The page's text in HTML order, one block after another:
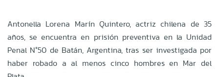
Antonella Lorena Marín Quintero, actriz chilena de 35
años, se encuentra en prisión preventiva en la Unidad
Penal N°50 de Batán, Argentina, tras ser investigada por
haber robado a al menos cinco hombres en Mar del